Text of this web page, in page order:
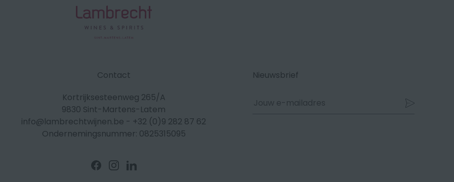
Contact
Kortrijksesteenweg 265/A
9830 Sint-Martens-Latem
info@lambrechtwijnen.be - +32 (0)9 282 87 62
Ondernemingsnummer: 0825315095
Volg
ons
Volg
ons
Volg
ons
Nieuwsbrief